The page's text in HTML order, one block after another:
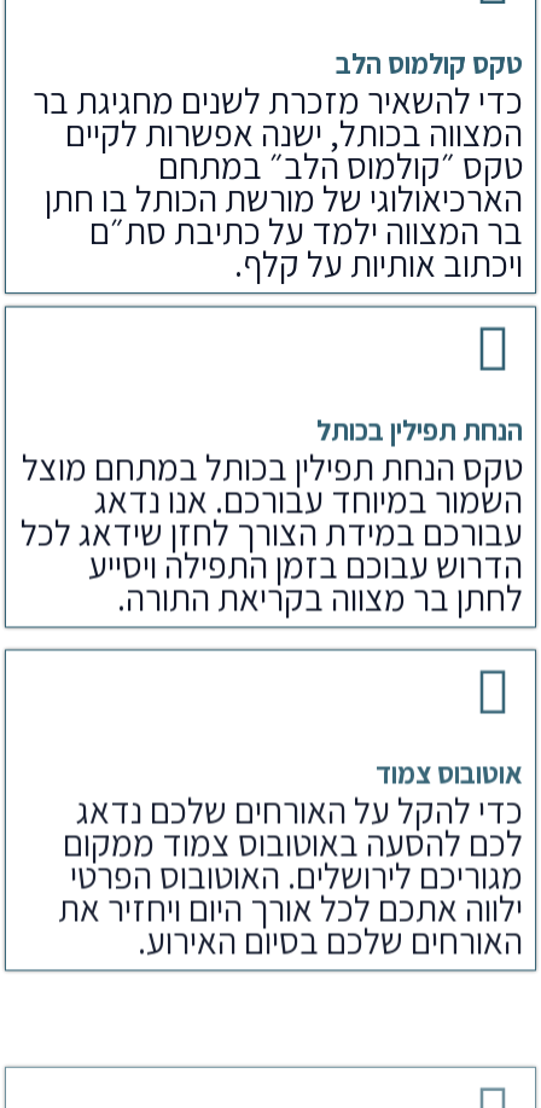
טקס קולמוס הלב
כדי להשאיר מזכרת לשנים מחגיגת בר
המצווה בכותל, ישנה אפשרות לקיים
טקס ״קולמוס הלב״ במתחם
הארכיאולוגי של מורשת הכותל בו חתן
בר המצווה ילמד על כתיבת סת״ם
ויכתוב אותיות על קלף.
הנחת תפילין בכותל
טקס הנחת תפילין בכותל במתחם מוצל
השמור במיוחד עבורכם. אנו נדאג
עבורכם במידת הצורך לחזן שידאג לכל
הדרוש עבוכם בזמן התפילה ויסייע
לחתן בר מצווה בקריאת התורה.
אוטובוס צמוד
כדי להקל על האורחים שלכם נדאג
לכם להסעה באוטובוס צמוד ממקום
מגוריכם לירושלים. האוטובוס הפרטי
ילווה אתכם לכל אורך היום ויחזיר את
האורחים שלכם בסיום האירוע.
ארוחת צהריים